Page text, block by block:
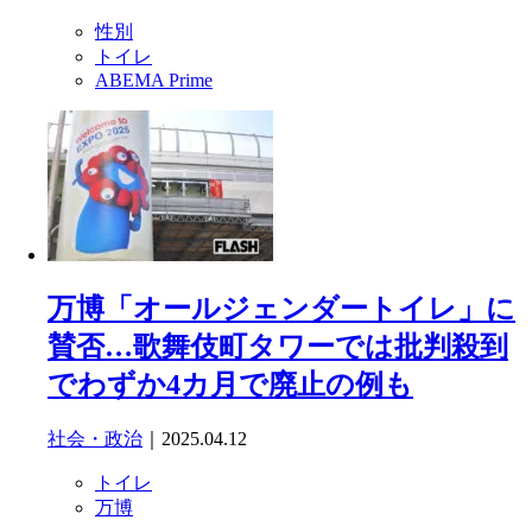
性別
トイレ
ABEMA Prime
万博「オールジェンダートイレ」に
賛否…歌舞伎町タワーでは批判殺到
でわずか4カ月で廃止の例も
社会・政治 ｜2025.04.12
トイレ
万博